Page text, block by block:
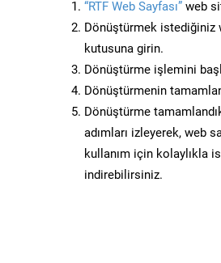
“RTF Web Sayfası” web
Dönüştürmek istediğiniz
kutusuna girin.
Dönüştürme işlemini
Dönüştürmenin
Dönüştürme
adımları izleyerek, web
kullanım için kolaylıkla
indirebilirsiniz.